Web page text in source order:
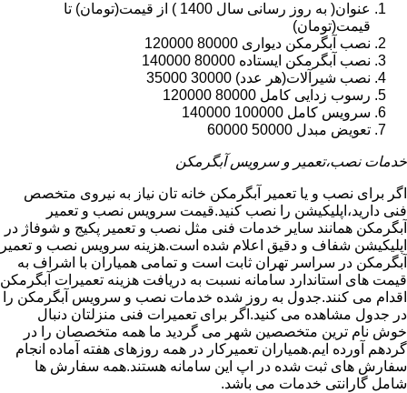
عنوان( به روز رسانی سال 1400 ) از قیمت(تومان) تا
قیمت(تومان)
نصب آبگرمکن دیواری 80000 120000
نصب آبگرمکن ایستاده 80000 140000
نصب شیرآلات(هر عدد) 30000 35000
رسوب زدایی کامل 80000 120000
سرویس کامل 100000 140000
تعویض مبدل 50000 60000
خدمات نصب،تعمیر و سرویس آبگرمکن
اگر برای نصب و یا تعمیر آبگرمکن خانه تان نیاز به نیروی متخصص
فنی دارید،اپلیکیشن را نصب کنید.قیمت سرویس نصب و تعمیر
آبگرمکن همانند سایر خدمات فنی مثل نصب و تعمیر پکیج و شوفاژ در
اپلیکیشن شفاف و دقیق اعلام شده است.هزینه سرویس نصب و تعمیر
آبگرمکن در سراسر تهران ثابت است و تمامی همیاران با اشراف به
قیمت های استاندارد سامانه نسبت به دریافت هزینه تعمیرات آبگرمکن
اقدام می کنند.جدول به روز شده خدمات نصب و سرویس آبگرمکن را
در جدول مشاهده می کنید.اگر برای تعمیرات فنی منزلتان دنبال
خوش نام ترین متخصصین شهر می گردید ما همه متخصصان را در
گردهم آورده ایم.همیاران تعمیرکار در همه روزهای هفته آماده انجام
سفارش های ثبت شده در اپ این سامانه هستند.همه سفارش ها
شامل گارانتی خدمات می باشد.